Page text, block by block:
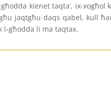
għodda kienet taqta’, ix-
jaqtgħu daqs qabel, kull
l-għodda li ma taqtax.